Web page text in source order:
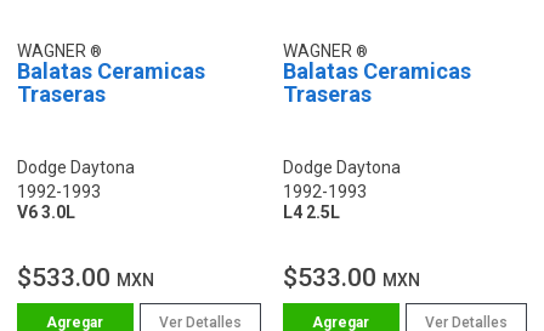
WAGNER
Balatas Ceramicas
Traseras
Dodge Daytona
1992-1993
V6 3.0L
$533.00 MXN
Ver Detalles
WAGNER
Balatas Ceramicas
Traseras
Dodge Daytona
1992-1993
L4 2.5L
$533.00 MXN
Ver Detalles